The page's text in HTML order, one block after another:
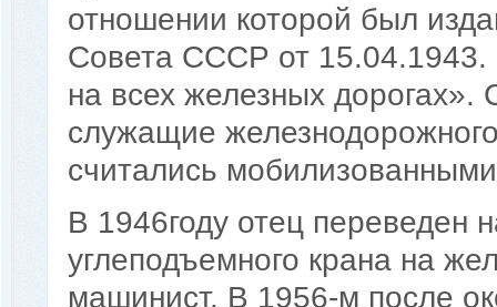
отношении которой был
Совета СССР от 15.04.1943.
на всех железных дорогах».
служащие
считались
В 1946году отец переведен
углеподъемного крана на
машинист. В 1956-м после